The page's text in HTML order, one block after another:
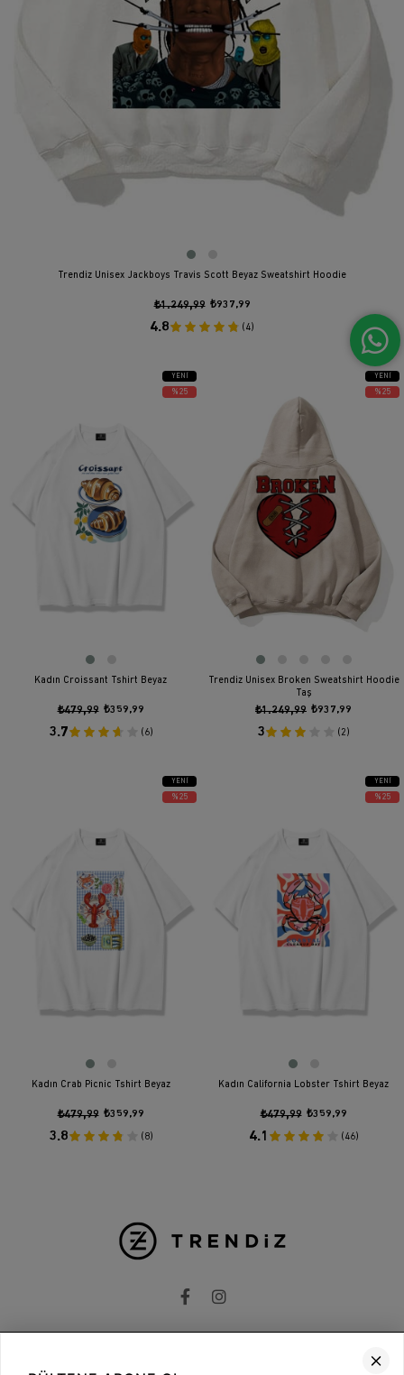
Trendiz Unisex Jackboys Travis Scott Beyaz Sweatshirt Hoodie
₺937,99
₺1.249,99
4.8 (4)
Kadın Croissant Tshirt Beyaz
₺359,99
₺479,99
3.7 (6)
YENI
ÜRÜN
%25
Trendiz Unisex Broken Sweatshirt Hoodie
Taş
₺937,99
₺1.249,99
3 (2)
YENI
ÜRÜN
%25
Kadın Crab Picnic Tshirt Beyaz
₺359,99
₺479,99
3.8 (8)
YENI
ÜRÜN
%25
Kadın California Lobster Tshirt Beyaz
₺359,99
₺479,99
4.1 (46)
YENI
ÜRÜN
%25